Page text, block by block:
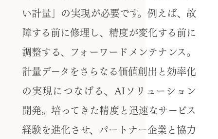
い計量」の実現が必要です。例えば、故
障する前に修理し、精度が変化する前に
調整する、フォーワードメンテナンス。
計量データをさらなる価値創出と効率化
の実現につなげる、AIソリューション
開発。培ってきた精度と迅速なサービス
経験を進化させ、パートナー企業と協力